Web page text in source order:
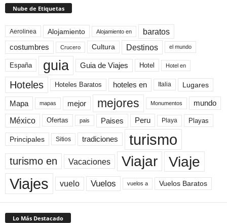
Nube de Etiquetas
Aerolinea Alojamiento Alojamiento en baratos
costumbres Crucero Cultura Destinos el mundo
España guia Guia de Viajes Hotel Hotel en
Hoteles Hoteles Baratos hoteles en Italia Lugares
Mapa mapas mejor mejores Monumentos mundo
México Ofertas pais Paises Peru Playa Playas
Principales Sitios tradiciones turismo
turismo en Vacaciones Viajar Viaje
Viajes vuelo Vuelos vuelos a Vuelos Baratos
Lo Más Destacado